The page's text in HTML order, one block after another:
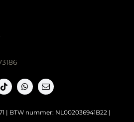
| BTW nummer: NL002036941B22 |